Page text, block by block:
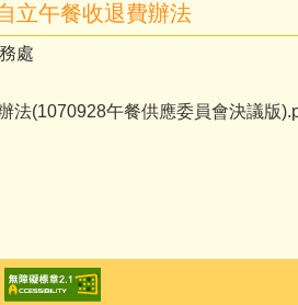
立午餐收退費辦法
處
法(1070928午餐供應委員會決議版